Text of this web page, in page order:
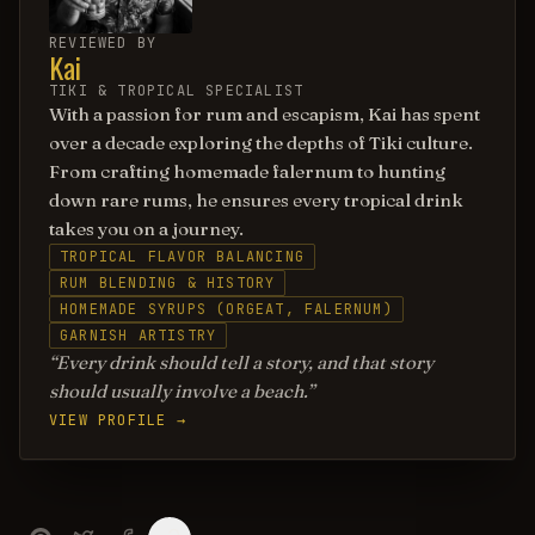
REVIEWED BY
Kai
TIKI & TROPICAL SPECIALIST
With a passion for rum and escapism, Kai has spent
over a decade exploring the depths of Tiki culture.
From crafting homemade falernum to hunting
down rare rums, he ensures every tropical drink
takes you on a journey.
TROPICAL FLAVOR BALANCING
RUM BLENDING & HISTORY
HOMEMADE SYRUPS (ORGEAT, FALERNUM)
GARNISH ARTISTRY
Every drink should tell a story, and that story
should usually involve a beach.
VIEW PROFILE →